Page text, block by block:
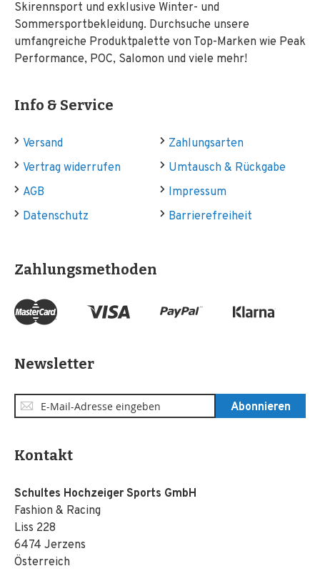
Skirennsport und exklusive Winter- und
Sommersportbekleidung. Durchsuche unsere
umfangreiche Produktpalette von Top-Marken wie Peak
Performance, POC, Salomon und viele mehr!
Info & Service
Versand
Zahlungsarten
Vertrag widerrufen
Umtausch & Rückgabe
AGB
Impressum
Datenschutz
Barrierefreiheit
Zahlungsmethoden
Newsletter
Anmeldung
zum
Abonnieren
Kontakt
Schultes Hochzeiger Sports GmbH
Fashion & Racing
Liss 228
6474 Jerzens
Österreich